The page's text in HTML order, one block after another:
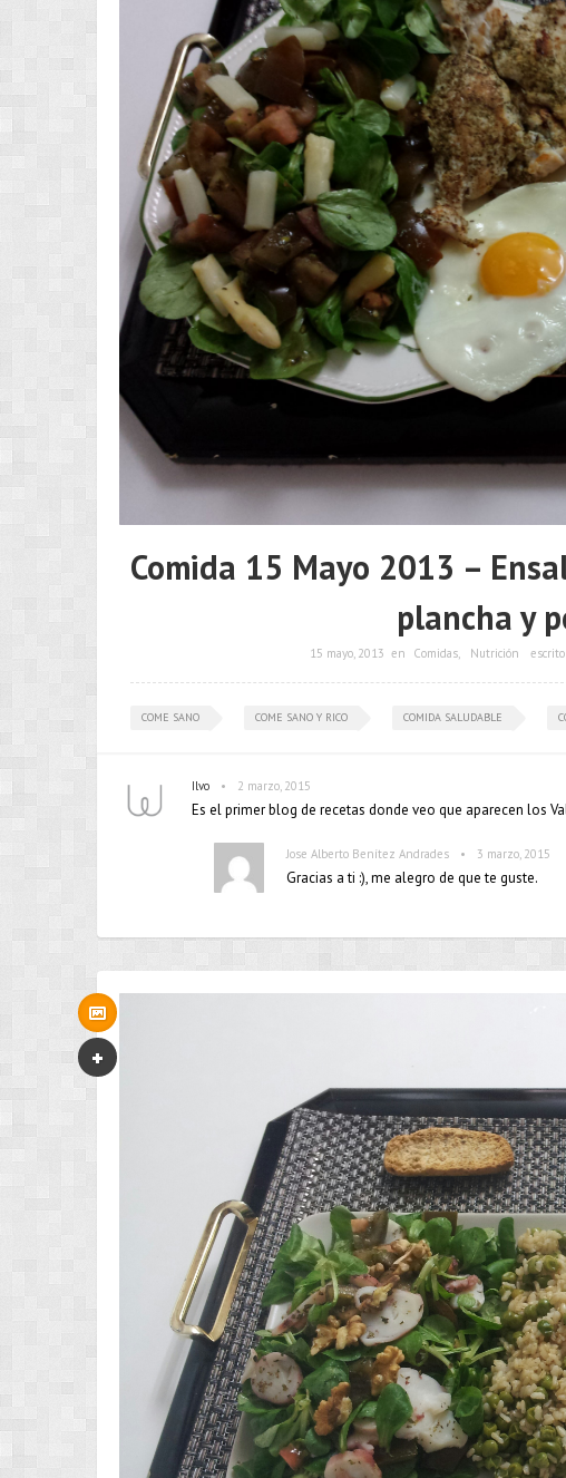
Comida 15 Mayo 2013 –
plancha y
15 mayo, 2013 en Comidas, Nutrición
COME SANO COME SANO Y RICO COMIDA SALUDABLE
Ilvo • 2 marzo, 2015
Es el primer blog de recetas donde veo que aparecen los
Jose Alberto Benítez Andrades • 3 marzo, 2015
Gracias a ti :), me alegro de que te guste.